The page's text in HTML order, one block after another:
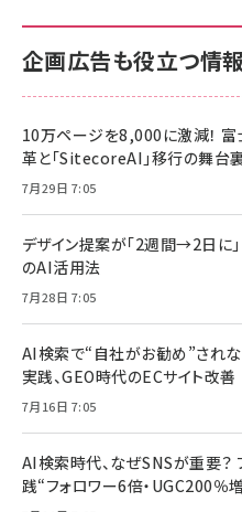
企画広告も役立つ情報
10万ページを8,000に激減！
革と「SitecoreAI」移行の舞台
7月29日 7:05
デザイン提案が「2週間→2日に
のAI活用法
7月28日 7:05
AI検索で“自社がお勧め”され
実践、GEO時代のECサイト改善
7月16日 7:05
AI検索時代、なぜSNSが重要？
践“フォロワー6倍・UGC200％